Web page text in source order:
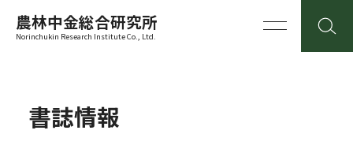
農林中金総合研究所
Norinchukin Research Institute Co., Ltd.
書誌情報